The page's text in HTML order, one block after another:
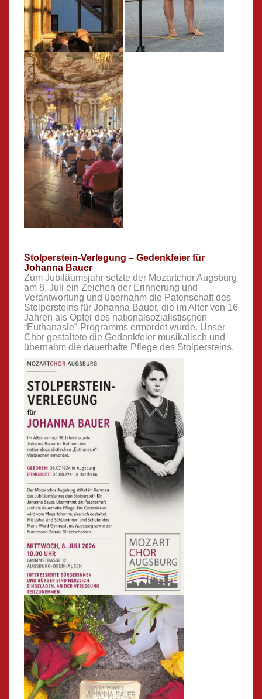
Stolperstein-Verlegung – Gedenkfeier für
Johanna Bauer
Zum Jubiläumsjahr setzte der Mozartchor Augsburg
am 8. Juli ein Zeichen der Erinnerung und
Verantwortung und übernahm die Patenschaft des
Stolpersteins für Johanna Bauer, die im Alter von 16
Jahren als Opfer des nationalsozialistischen
“Euthanasie”-Programms ermordet wurde. Unser
Chor gestaltete die Gedenkfeier musikalisch und
übernahm die dauerhafte Pflege des Stolpersteins.